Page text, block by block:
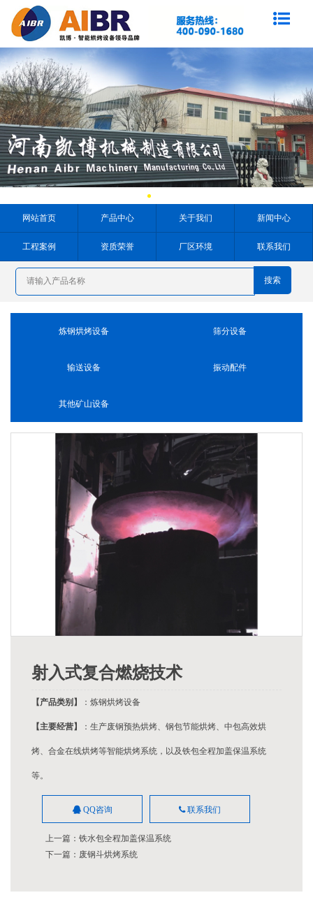
网站首页 产品中心 关于我们 新闻中心
工程案例 资质荣誉 厂区环境 联系我们
炼钢烘烤设备 筛分设备
输送设备 振动配件
其他矿山设备
射入式复合燃烧技术
【产品类别】 ：炼钢烘烤设备
【主要经营】 ：生产废钢预热烘烤、钢包节能烘烤、中包高效烘
烤、合金在线烘烤等智能烘烤系统，以及铁包全程加盖保温系统
等。
QQ咨询 联系我们
上一篇： 铁水包全程加盖保温系统
下一篇： 废钢斗烘烤系统